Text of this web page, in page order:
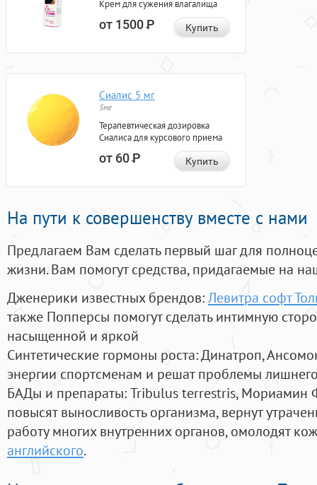
Крем для сужения влагалища
от 1500Р Купить
Сиалис 5 мг
5мг
Терапевтическая дозировка
Сиалиса для курсового приема
от 60Р Купить
На пути к совершенству вместе с нами
Предлагаем Вам сделать первый шаг для
жизни. Вам помогут средства, придагаемые на
Дженерики известных брендов:Левитра софт
также Попперсы помогут сделать интимную
насыщенной и яркой
Синтетические гормоны роста: Динатроп,
энергии спортсменам и решат проблемы
БАДы и препараты:Tribulus terrestris, Мориамин
повысят выносливость организма, вернут
работу многих внутренних органов, омолодят
английского.